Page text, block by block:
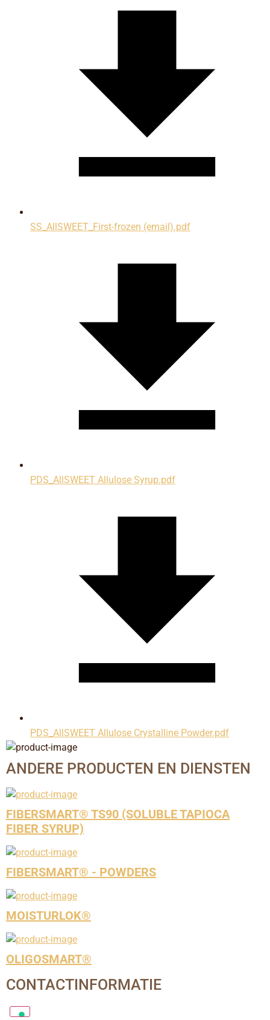
SS_AllSWEET_First-frozen (email).pdf
PDS_AllSWEET Allulose Syrup.pdf
PDS_AllSWEET Allulose Crystalline Powder.pdf
ANDERE PRODUCTEN EN DIENSTEN
FIBERSMART® TS90 (SOLUBLE TAPIOCA
FIBER SYRUP)
FIBERSMART® - POWDERS
MOISTURLOK®
OLIGOSMART®
CONTACTINFORMATIE